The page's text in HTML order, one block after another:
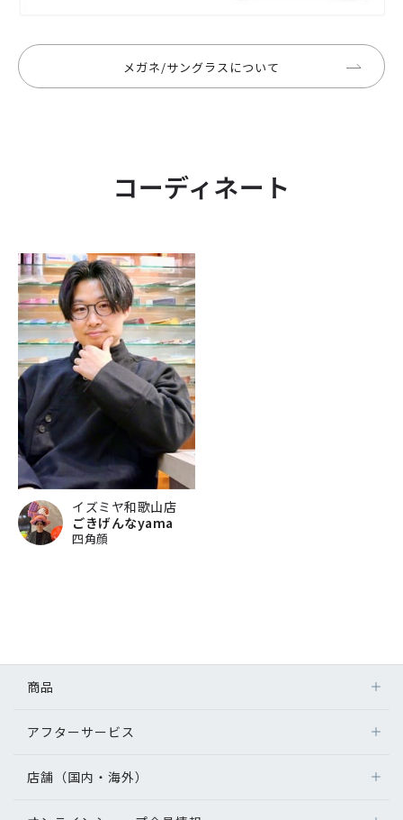
メガネ/サングラスについて
コーディネート
イズミヤ和歌山店
ごきげんなyama
四角顔
商品
アフターサービス
店舗（国内・海外）